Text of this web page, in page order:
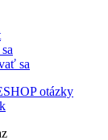
sa
otázky